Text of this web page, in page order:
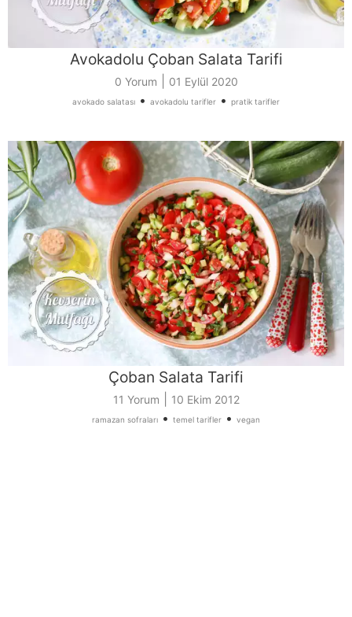
Avokadolu Çoban Salata Tarifi
0 Yorum 01 Eylül 2020
avokado salatası • avokadolu tarifler • pratik tarifler
Çoban Salata Tarifi
11 Yorum 10 Ekim 2012
ramazan sofraları • temel tarifler • vegan